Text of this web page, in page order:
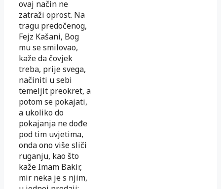
ovaj način ne
zatraži oprost. Na
tragu predočenog,
Fejz Kašani, Bog
mu se smilovao,
kaže da čovjek
treba, prije svega,
načiniti u sebi
temeljit preokret, a
potom se pokajati,
a ukoliko do
pokajanja ne dođe
pod tim uvjetima,
onda ono više sliči
ruganju, kao što
kaže Imam Bakir,
mir neka je s njim,